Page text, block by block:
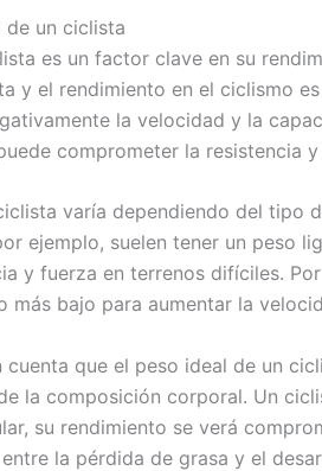
de un ciclista
es un factor clave en su
y el rendimiento en el ciclismo
la velocidad y la
comprometer la resistencia
varía dependiendo del tipo
ejemplo, suelen tener un peso
y fuerza en terrenos difíciles.
más bajo para aumentar la
que el peso ideal de un
la composición corporal. Un
su rendimiento se verá
la pérdida de grasa y el